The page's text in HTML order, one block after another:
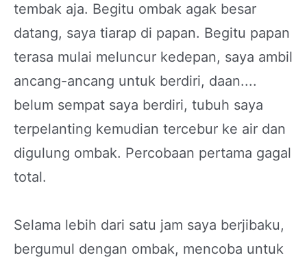
tembak aja. Begitu ombak agak besar
datang, saya tiarap di papan. Begitu papan
terasa mulai meluncur kedepan, saya ambil
ancang-ancang untuk berdiri, daan....
belum sempat saya berdiri, tubuh saya
terpelanting kemudian tercebur ke air dan
digulung ombak. Percobaan pertama gagal
total.
Selama lebih dari satu jam saya berjibaku,
bergumul dengan ombak, mencoba untuk